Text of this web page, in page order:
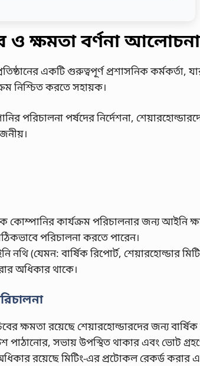
ও ক্ষমতা বর্ণনা
একটি গুরুত্বপূর্ণ প্রশাসনিক কর্মকর্তা,
নিশ্চিত করতে সহায়ক।
পর্ষদের নির্দেশনা, শেয়ারহোল্ডারদের
কোম্পানির কার্যক্রম পরিচালনার জন্য আইনি
পরিচালনা করতে পারেন।
(যেমন: বার্ষিক রিপোর্ট, শেয়ারহোল্ডার
অধিকার থাকে।
ক্ষমতা রয়েছে শেয়ারহোল্ডারদের জন্য
সভায় উপস্থিত থাকার এবং ভোট
রয়েছে মিটিং-এর প্রটোকল রেকর্ড করার